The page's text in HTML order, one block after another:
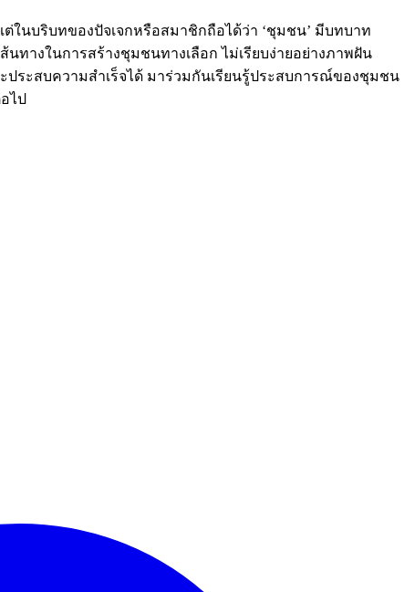
ในบริบทของปัจเจกหรือสมาชิกถือได้ว่า ‘ชุมชน’ มีบทบาท
ทางในการสร้างชุมชนทางเลือก ไม่เรียบง่ายอย่างภาพฝัน
ะสบความสำเร็จได้ มาร่วมกันเรียนรู้ประสบการณ์ของชุมชน
ไป